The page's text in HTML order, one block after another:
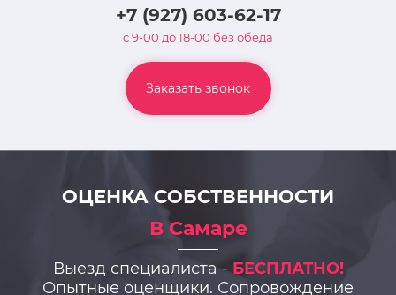
+7 (927) 603-62-17
с 9-00 до 18-00 без обеда
Заказать звонок
ОЦЕНКА СОБСТВЕННОСТИ
В Самаре
Выезд специалиста -БЕСПЛАТНО!
Опытные оценщики. Сопровождение